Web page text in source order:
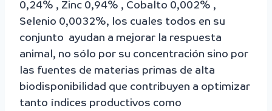
0,24% , Zinc 0,94% , Cobalto 0,002% ,
Selenio 0,0032%, los cuales todos en su
conjunto ayudan a mejorar la respuesta
animal, no sólo por su concentración sino por
las fuentes de materias primas de alta
biodisponibilidad que contribuyen a optimizar
tanto índices productivos como